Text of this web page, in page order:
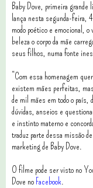
Baby Dove, primeira grande
lança nesta segunda-feira,
modo poético e emocional,
beleza o corpo da mãe
seus filhos, numa fonte
“Com essa homenagem
existem mães perfeitas,
de mil mães em todo o país,
dúvidas, anseios e
e instinto materno e
traduz parte dessa missão
marketing de Baby Dove.
O filme pode ser visto no
Dove no Facebook.